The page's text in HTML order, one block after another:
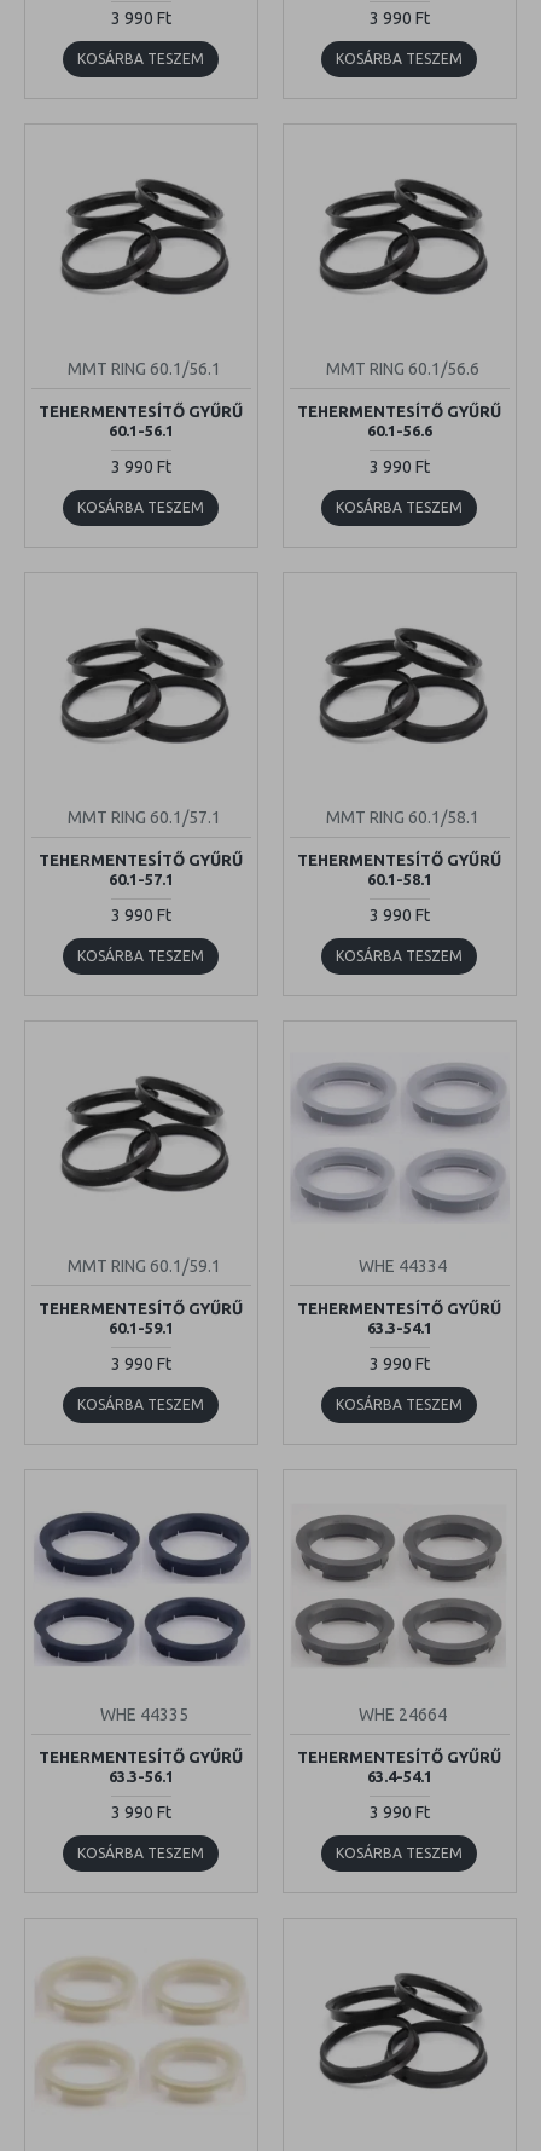
3 990 Ft
KOSÁRBA TESZEM
3 990 Ft
KOSÁRBA TESZEM
MMT RING 60.1/56.1
TEHERMENTESÍTŐ GYŰRŰ
60.1-56.1
3 990 Ft
KOSÁRBA TESZEM
MMT RING 60.1/56.6
TEHERMENTESÍTŐ GYŰRŰ
60.1-56.6
3 990 Ft
KOSÁRBA TESZEM
MMT RING 60.1/57.1
TEHERMENTESÍTŐ GYŰRŰ
60.1-57.1
3 990 Ft
KOSÁRBA TESZEM
MMT RING 60.1/58.1
TEHERMENTESÍTŐ GYŰRŰ
60.1-58.1
3 990 Ft
KOSÁRBA TESZEM
MMT RING 60.1/59.1
TEHERMENTESÍTŐ GYŰRŰ
60.1-59.1
3 990 Ft
KOSÁRBA TESZEM
WHE 44334
TEHERMENTESÍTŐ GYŰRŰ
63.3-54.1
3 990 Ft
KOSÁRBA TESZEM
WHE 44335
TEHERMENTESÍTŐ GYŰRŰ
63.3-56.1
3 990 Ft
KOSÁRBA TESZEM
WHE 24664
TEHERMENTESÍTŐ GYŰRŰ
63.4-54.1
3 990 Ft
KOSÁRBA TESZEM